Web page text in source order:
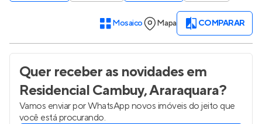
Mosaico Mapa COMPARAR
Quer receber as novidadesem
Residencial Cambuy, Araraquara?
Vamos enviar por WhatsApp novos imóveis do jeito que
você está procurando.